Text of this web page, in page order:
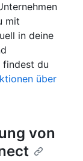
mit
in deine
findest du
über
von